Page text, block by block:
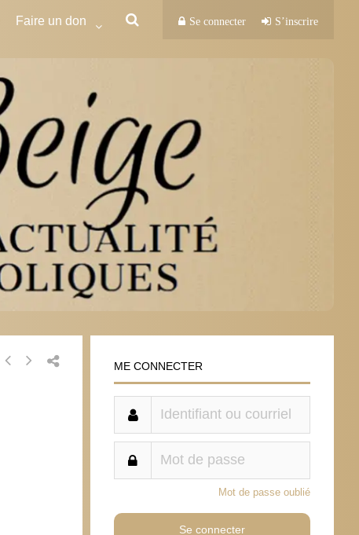
Faire un don Se connecter S’inscrire
ME CONNECTER
Mot de passe oublié